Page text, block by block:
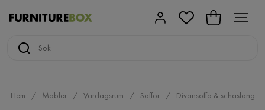
Hem Möbler Vardagsrum Soffor Divansoffa & schäslong